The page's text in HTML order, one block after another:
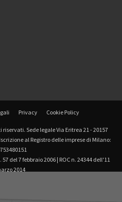
Privacy Cookie Policy
Sede legale Via Eritrea 21 - 20157
al Registro delle imprese di Milano:
del 7 febbraio 2006 | ROC n. 24344 dell'11
2014